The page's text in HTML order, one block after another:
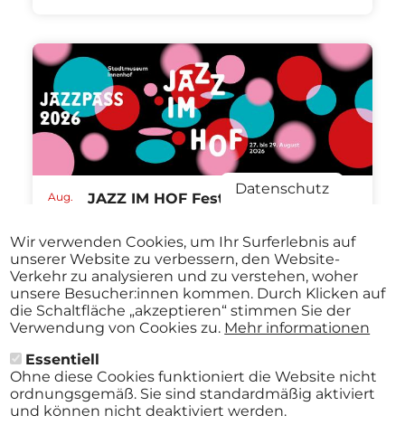
Aug.
27
-
Aug.
29
2026
JAZZ IM HOF Festival St.Pölten
ab€ 40,00
Datenschutz
Wir verwenden Cookies, um Ihr Surferlebnis auf
unserer Website zu verbessern, den Website-
Verkehr zu analysieren und zu verstehen, woher
unsere Besucher:innen kommen. Durch Klicken auf
die Schaltfläche „akzeptieren“ stimmen Sie der
Verwendung von Cookies zu. Mehr informationen
Essentiell
Ohne diese Cookies funktioniert die Website nicht
ordnungsgemäß. Sie sind standardmäßig aktiviert
und können nicht deaktiviert werden.